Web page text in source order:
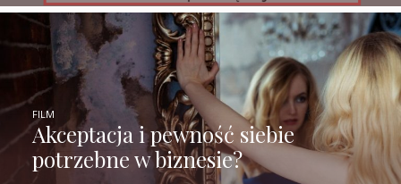
Akceptacja i pewność siebie
potrzebne w biznesie?
FILM